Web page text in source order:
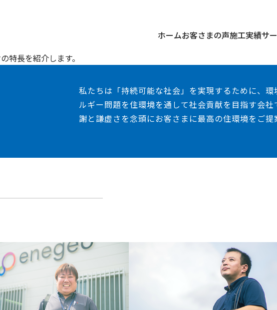
ホームお客さまの声施工実績サ
特長を紹介します。
私たちは「持続可能な社会」を実現するために、環
ルギー問題を住環境を通して社会貢献を目指す会社
謝と謙虚さを念頭にお客さまに最高の住環境をご提